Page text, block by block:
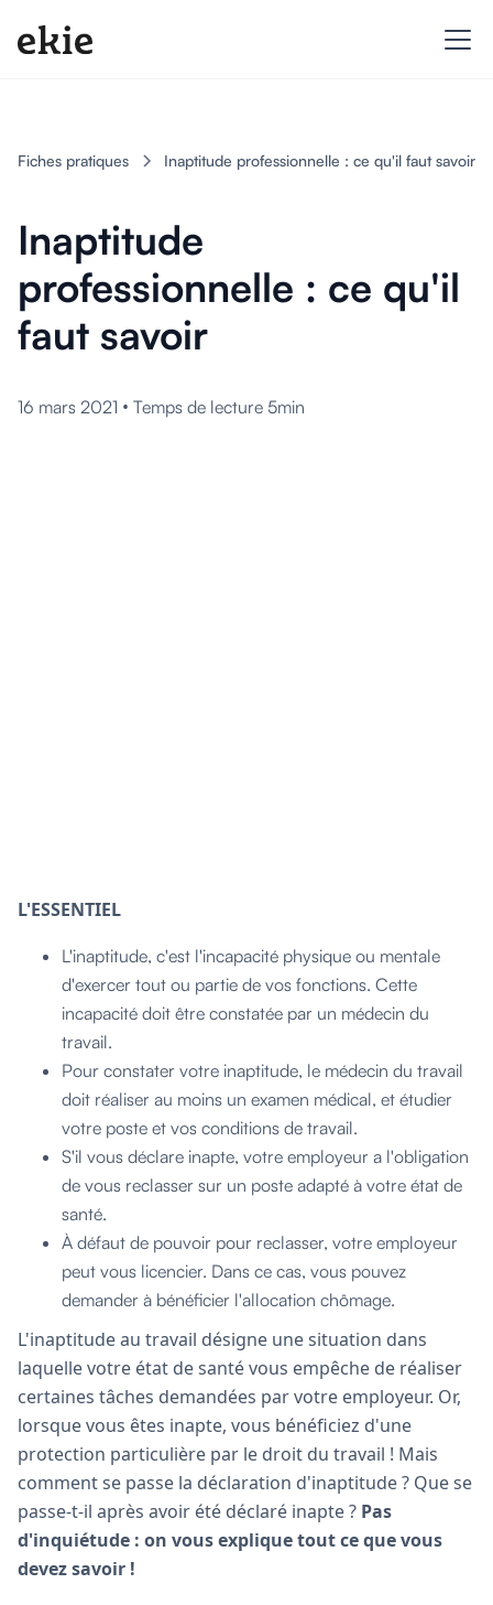
Fiches pratiques Inaptitude professionnelle : ce qu'il faut savoir
Inaptitude
professionnelle : ce qu'il
faut savoir
16 mars 2021 • Temps de lecture 5min
L'ESSENTIEL
L'inaptitude, c'est l'incapacité physique ou mentale
d'exercer tout ou partie de vos fonctions. Cette
incapacité doit être constatée par un médecin du
travail.
Pour constater votre inaptitude, le médecin du travail
doit réaliser au moins un examen médical, et étudier
votre poste et vos conditions de travail.
S'il vous déclare inapte, votre employeur a l'obligation
de vous reclasser sur un poste adapté à votre état de
santé.
À défaut de pouvoir pour reclasser, votre employeur
peut vous licencier. Dans ce cas, vous pouvez
demander à bénéficier l'allocation chômage.
L'inaptitude au travail désigne une situation dans
laquelle votre état de santé vous empêche de réaliser
certaines tâches demandées par votre employeur. Or,
lorsque vous êtes inapte, vous bénéficiez d'une
protection particulière par le droit du travail ! Mais
comment se passe la déclaration d'inaptitude ? Que se
passe-t-il après avoir été déclaré inapte ? Pas
d'inquiétude : on vous explique tout ce que vous
devez savoir !